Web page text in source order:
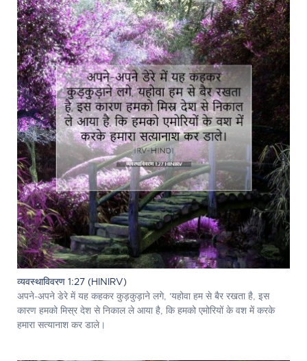
व्यवस्थाविवरण 1:27 (HINIRV)
अपने-अपने डेरे में यह कहकर कुड़कुड़ाने लगे, 'यहोवा हम से बैर रखता है, इस
कारण हमको मिस्र देश से निकाल ले आया है, कि हमको एमोरियों के वश में करके
हमारा सत्यानाश कर डाले।